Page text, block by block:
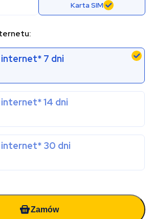
Karta SIM
7 dni
14 dni
30 dni
Zamów